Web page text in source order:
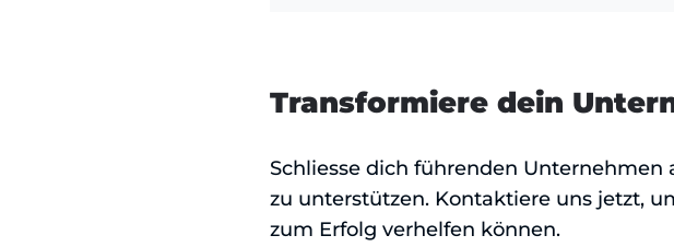
Transformiere dein
Schliesse dich führenden Unternehmen
zu unterstützen. Kontaktiere uns jetzt,
zum Erfolg verhelfen können.